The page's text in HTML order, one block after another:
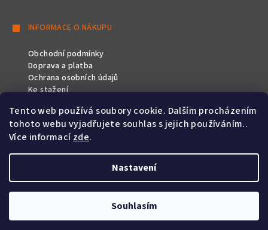
Tento web používá soubory cookie. Dalším procházením
tohoto webu vyjadřujete souhlas s jejich používáním..
Více informacízde.
Nastavení
Souhlasím
INFORMACE O NÁKUPU
Obchodní podmínky
Doprava a platba
Ochrana osobních údajů
Ke stažení
SLEDUJTE NÁS
Vytvořil Shoptet&PekneWeby